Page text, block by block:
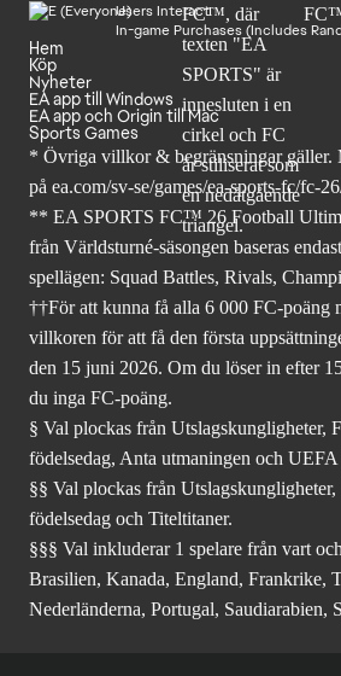
Users Interact
In-game Purchases (Includes
Hem
Köp
Nyheter
EA app till Windows
EA app och Origin till Mac
Sports Games
* Övriga villkor & begränsningar gäller.
på ea.com/sv-se/games/ea-sports-fc/fc-26
** EA SPORTS FC™ 26 Football
från Världsturné-säsongen baseras
spellägen: Squad Battles, Rivals,
††För att kunna få alla 6 000 FC-poäng
villkoren för att få den första
den 15 juni 2026. Om du löser in efter
du inga FC-poäng.
§ Val plockas från Utslagskungligheter,
födelsedag, Anta utmaningen och
§§ Val plockas från
födelsedag och Titeltitaner.
§§§ Val inkluderar 1 spelare från vart
Brasilien, Kanada, England, Frankrike,
Nederländerna, Portugal, Saudiarabien,